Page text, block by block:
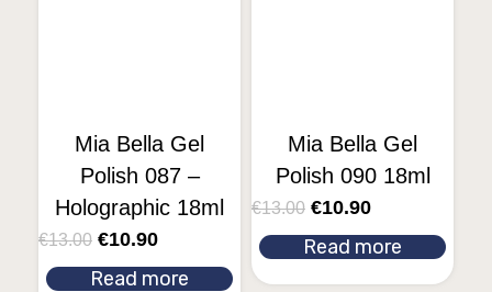
Mia Bella Gel
Polish 087 –
Holographic 18ml
€13.00 €10.90
Read more
Mia Bella Gel
Polish 090 18ml
€13.00 €10.90
Read more